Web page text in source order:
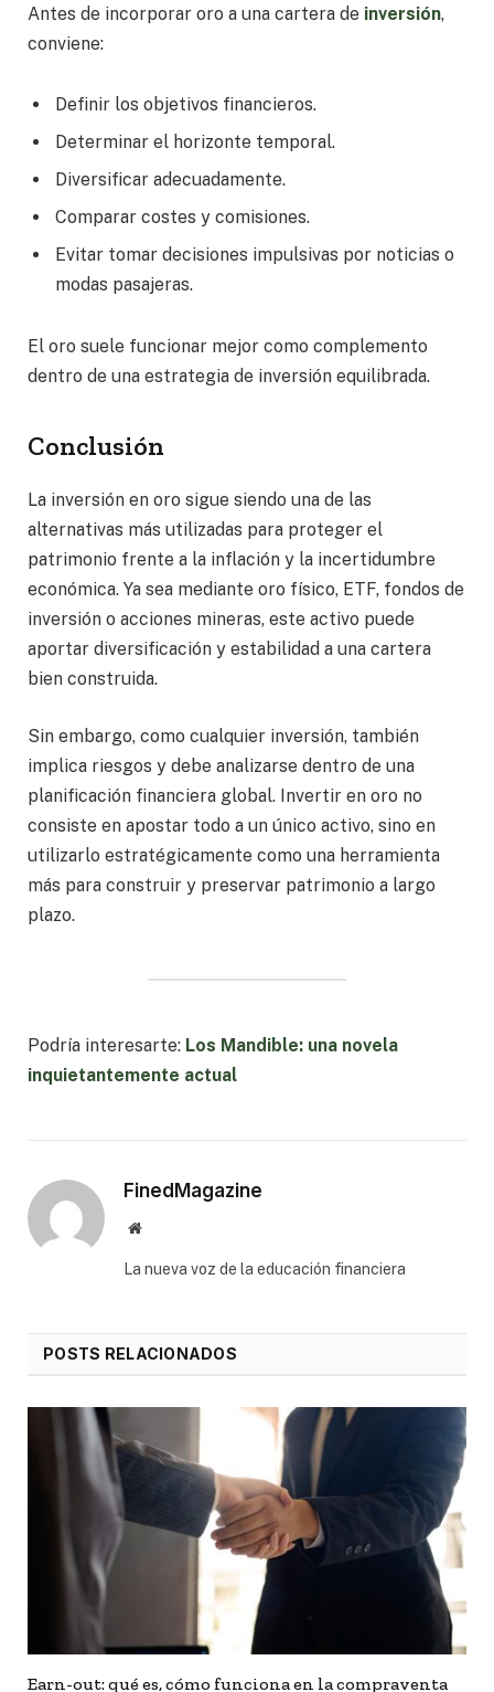
Antes de incorporar oro a una cartera de inversión,
conviene:
Definir los objetivos financieros.
Determinar el horizonte temporal.
Diversificar adecuadamente.
Comparar costes y comisiones.
Evitar tomar decisiones impulsivas por noticias o
modas pasajeras.
El oro suele funcionar mejor como complemento
dentro de una estrategia de inversión equilibrada.
Conclusión
La inversión en oro sigue siendo una de las
alternativas más utilizadas para proteger el
patrimonio frente a la inflación y la incertidumbre
económica. Ya sea mediante oro físico, ETF, fondos de
inversión o acciones mineras, este activo puede
aportar diversificación y estabilidad a una cartera
bien construida.
Sin embargo, como cualquier inversión, también
implica riesgos y debe analizarse dentro de una
planificación financiera global. Invertir en oro no
consiste en apostar todo a un único activo, sino en
utilizarlo estratégicamente como una herramienta
más para construir y preservar patrimonio a largo
plazo.
Podría interesarte: Los Mandible: una novela
inquietantemente actual
FinedMagazine
Website
⁠La nueva voz de la educación financiera
POSTS RELACIONADOS
Earn-out: qué es, cómo funciona en la compraventa